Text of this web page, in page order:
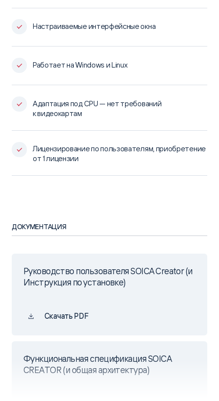
Настраиваемые интерфейсные окна
Работает на Windows и Linux
Адаптация под CPU — нет требований
к видеокартам
Лицензирование по пользователям, приобретение
от 1 лицензии
ДОКУМЕНТАЦИЯ
Руководство пользователя SOICA Creator (и
Инструкция по установке)
Скачать PDF
Функциональная спецификация SOICA
CREATOR (и общая архитектура)